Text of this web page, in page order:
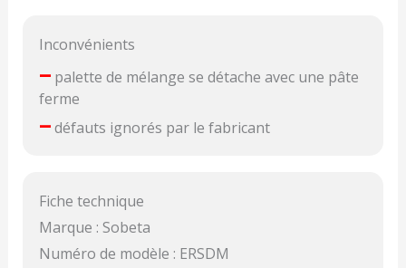
Inconvénients
–palette de mélange se détache avec une pâte
ferme
–défauts ignorés par le fabricant
Fiche technique
Marque : Sobeta
Numéro de modèle : ERSDM